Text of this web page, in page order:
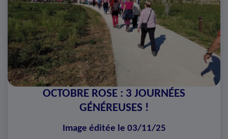
OCTOBRE ROSE : 3 JOURNÉES
GÉNÉREUSES !
Image éditée le 03/11/25